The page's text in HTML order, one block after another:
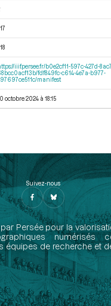
iiif.persee.fr/b0e2cf11-597c-427d-
fdf849fc-c614-4e7a-b977-
manifest
octobre 2024 à 18:15
Suivez-nous
Persée pour la
numérisés
équipes de recherche et